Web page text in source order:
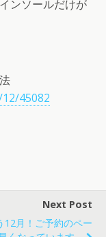
ンソールだけが
45082
Next Post
12月！ご予約のペー